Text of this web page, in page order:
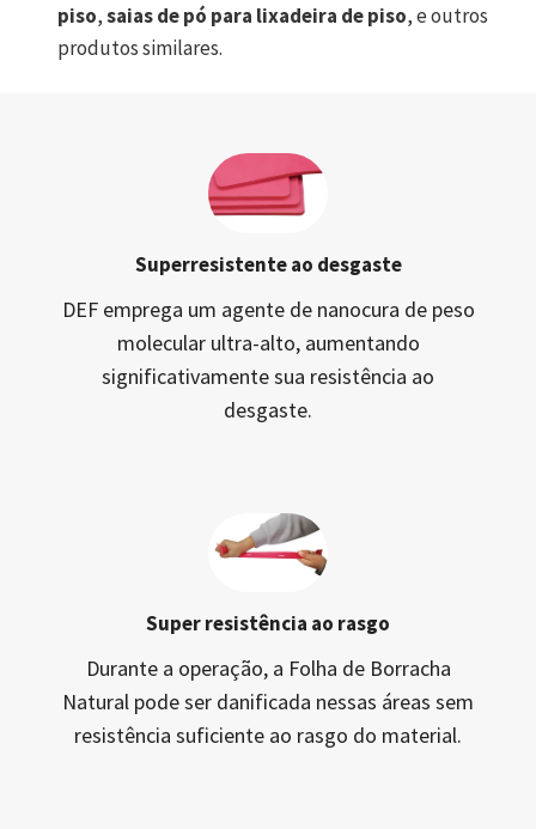
piso,saias de pó para lixadeira de piso, e outros
produtos similares.
Superresistente ao desgaste
DEF emprega um agente de nanocura de peso
molecular ultra-alto, aumentando
significativamente sua resistência ao
desgaste.
Super resistência ao rasgo
Durante a operação, a Folha de Borracha
Natural pode ser danificada nessas áreas sem
resistência suficiente ao rasgo do material.